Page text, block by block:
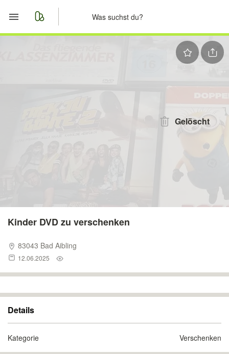
Gelöscht
Kinder DVD zu verschenken
83043 Bad Aibling
12.06.2025
Details
Kategorie Verschenken